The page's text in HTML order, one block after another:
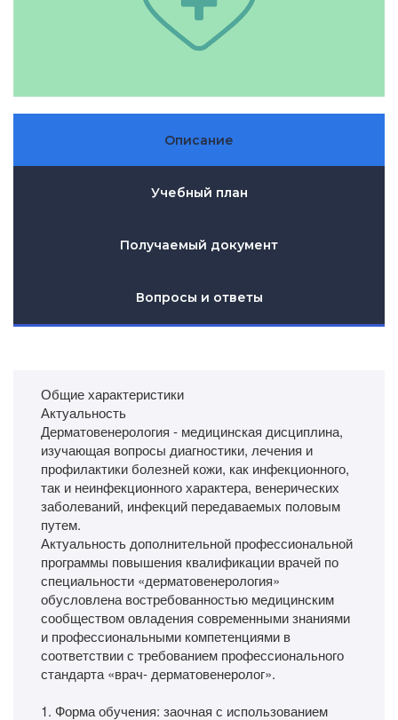
Описание
Учебный план
Получаемый документ
Вопросы и ответы
Общие характеристики
Актуальность
Дерматовенерология - медицинская дисциплина,
изучающая вопросы диагностики, лечения и
профилактики болезней кожи, как инфекционного,
так и неинфекционного характера, венерических
заболеваний, инфекций передаваемых половым
путем.
Актуальность дополнительной профессиональной
программы повышения квалификации врачей по
специальности «дерматовенерология»
обусловлена востребованностью медицинским
сообществом овладения современными знаниями
и профессиональными компетенциями в
соответствии с требованием профессионального
стандарта «врач- дерматовенеролог».
1. Форма обучения: заочная с использованием